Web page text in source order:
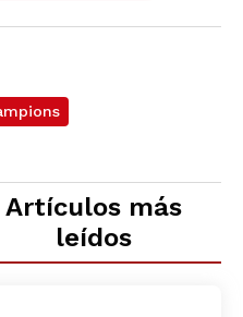
Artículos más
leídos